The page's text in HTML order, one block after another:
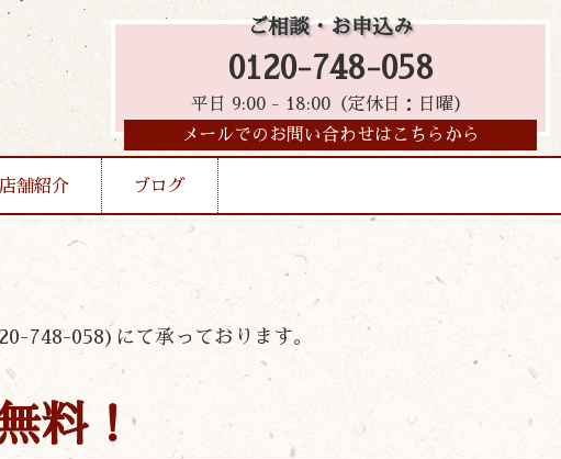
ご相談・お申込み
0120-748-058
平日 9:00 - 18:00（定休日：日曜）
メールでのお問い合わせはこちらから
店舗紹介 ブログ
748-058)にて承っております。
料！